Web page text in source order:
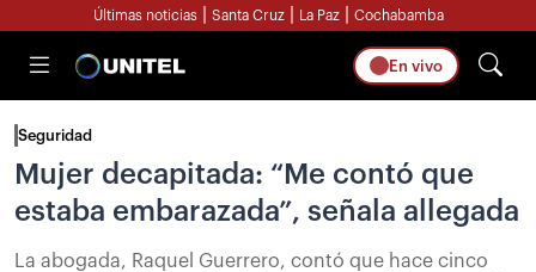
Últimas noticias Santa Cruz La Paz Cochabamba
En vivo
Seguridad
Mujer decapitada: “Me contó que
estaba embarazada”, señala allegada
La abogada, Raquel Guerrero, contó que hace cinco